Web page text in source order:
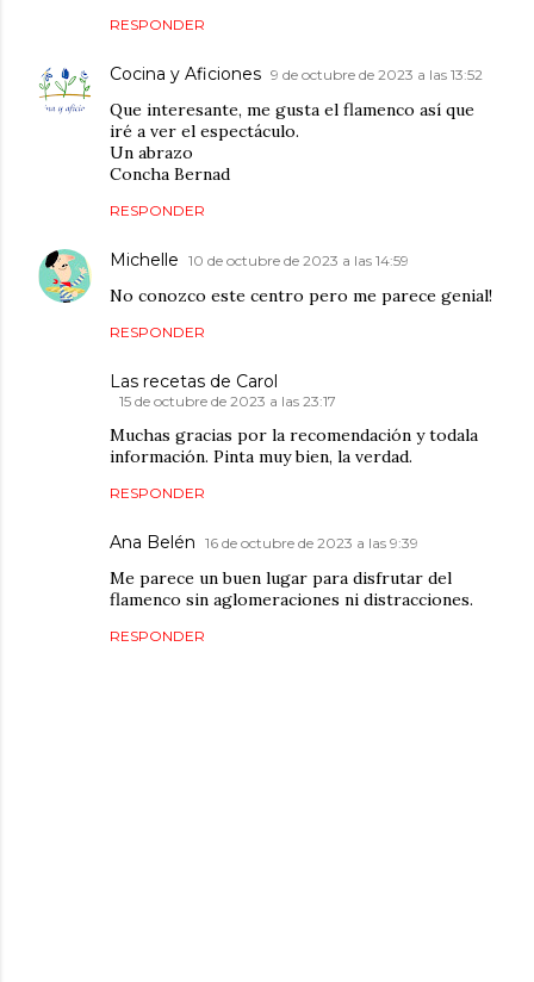
RESPONDER
Cocina y Aficiones 9 de octubre de 2023 a las 13:52
Que interesante, me gusta el flamenco así que
iré a ver el espectáculo.
Un abrazo
Concha Bernad
RESPONDER
Michelle 10 de octubre de 2023 a las 14:59
No conozco este centro pero me parece genial!
RESPONDER
Las recetas de Carol
15 de octubre de 2023 a las 23:17
Muchas gracias por la recomendación y todala
información. Pinta muy bien, la verdad.
RESPONDER
Ana Belén 16 de octubre de 2023 a las 9:39
Me parece un buen lugar para disfrutar del
flamenco sin aglomeraciones ni distracciones.
RESPONDER